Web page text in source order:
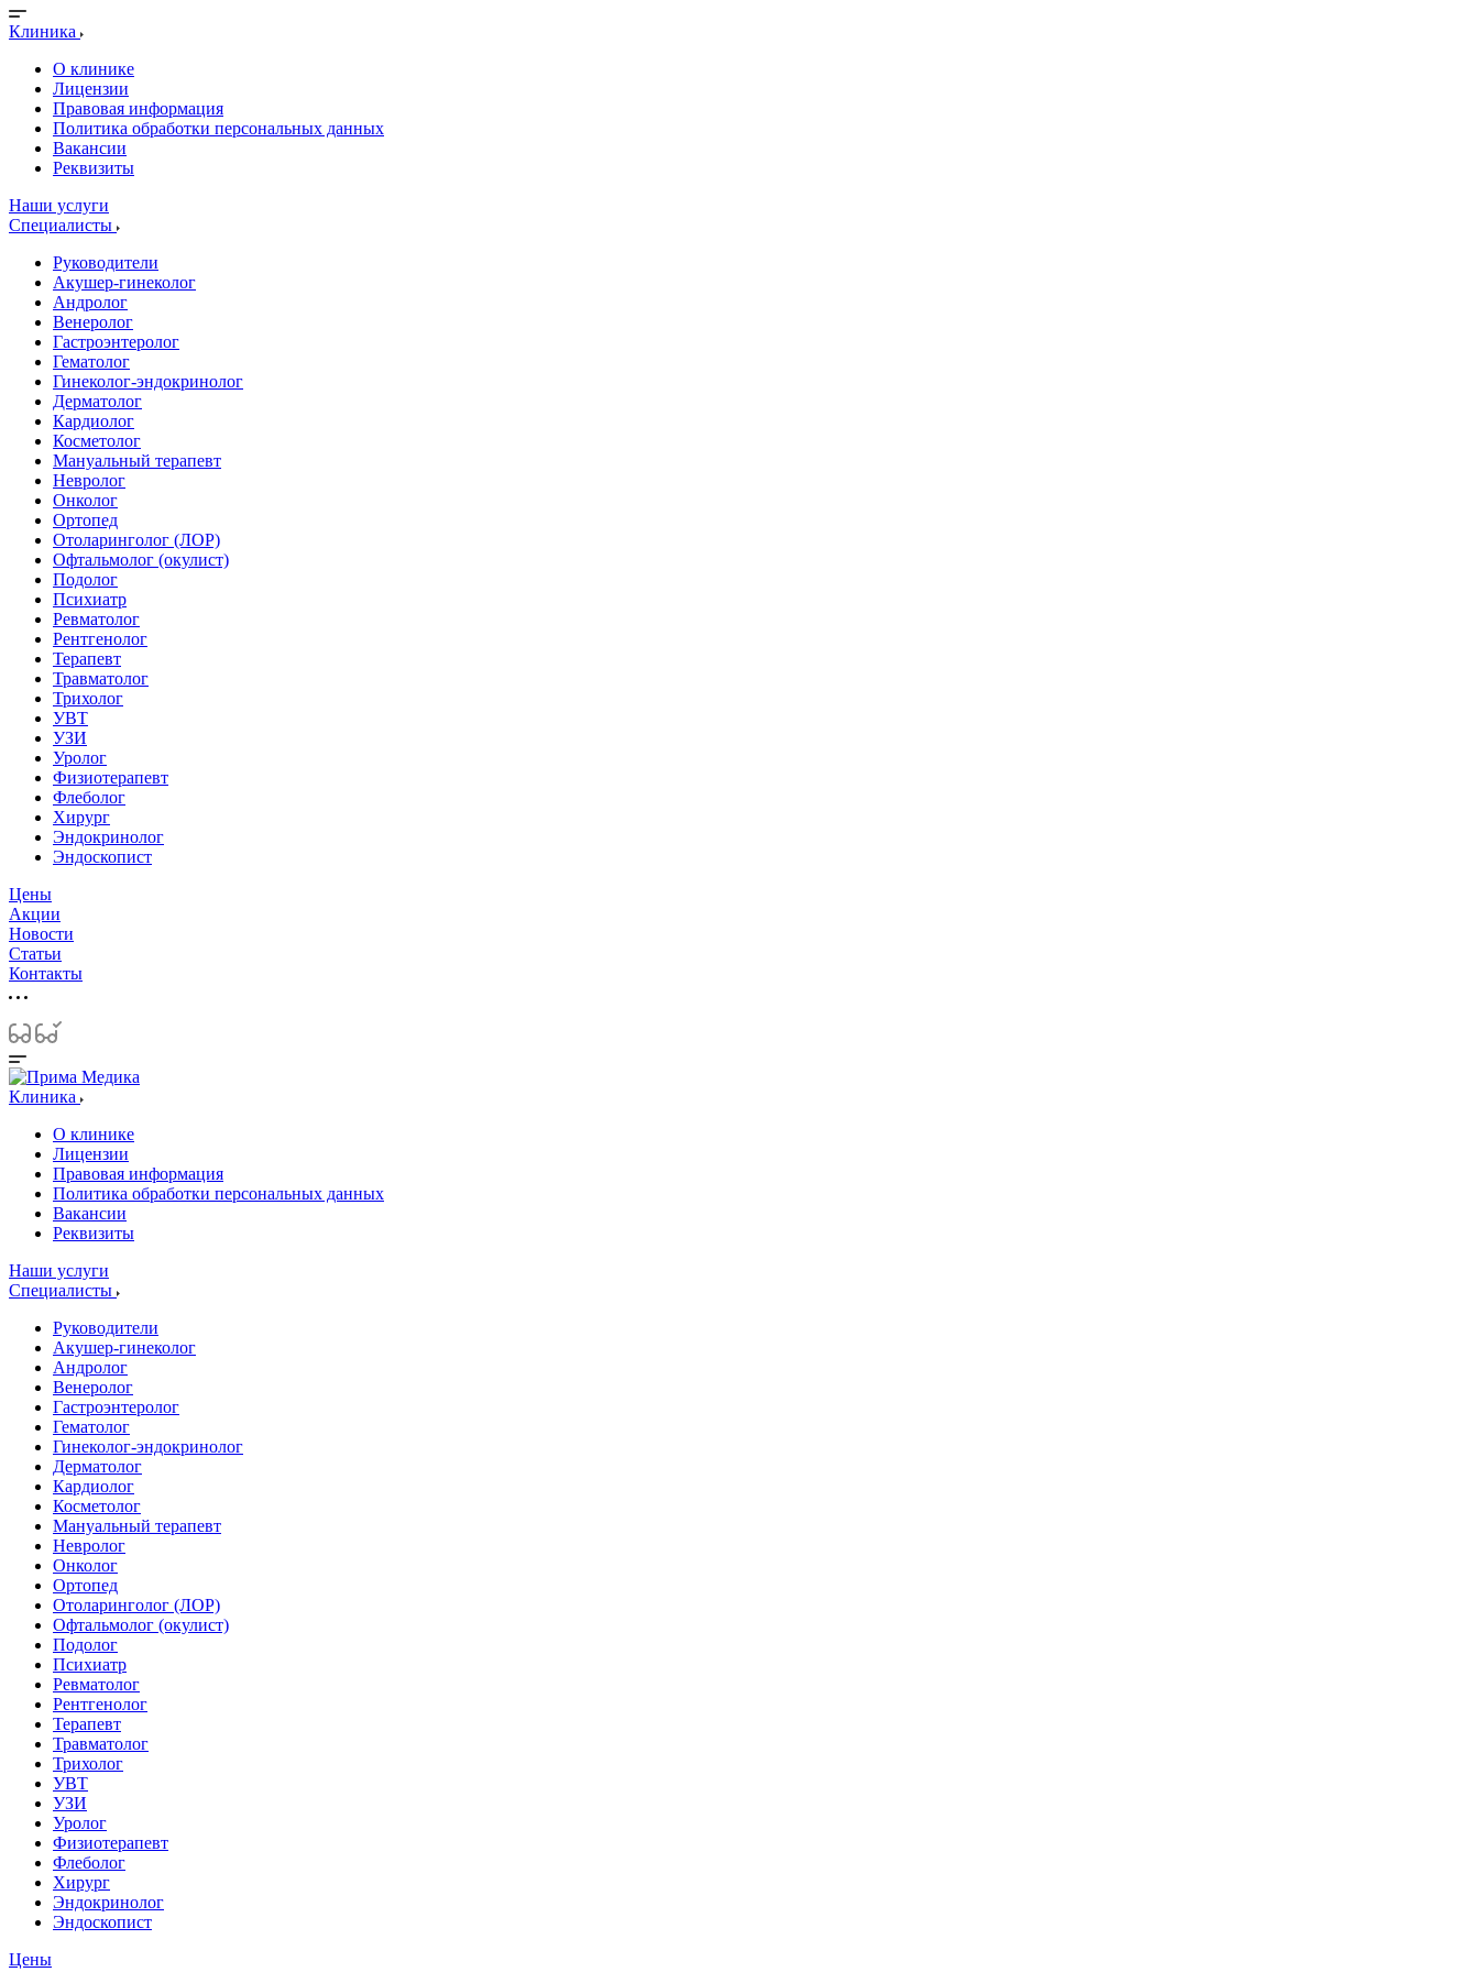
Клиника
О клинике
Лицензии
Правовая информация
Политика обработки персональных данных
Вакансии
Реквизиты
Наши услуги
Специалисты
Руководители
Акушер-гинеколог
Андролог
Венеролог
Гастроэнтеролог
Гематолог
Гинеколог-эндокринолог
Дерматолог
Кардиолог
Косметолог
Мануальный терапевт
Невролог
Онколог
Ортопед
Отоларинголог (ЛОР)
Офтальмолог (окулист)
Подолог
Психиатр
Ревматолог
Рентгенолог
Терапевт
Травматолог
Трихолог
УВТ
УЗИ
Уролог
Физиотерапевт
Флеболог
Хирург
Эндокринолог
Эндоскопист
Цены
Акции
Новости
Статьи
Контакты
Клиника
О клинике
Лицензии
Правовая информация
Политика обработки персональных данных
Вакансии
Реквизиты
Наши услуги
Специалисты
Руководители
Акушер-гинеколог
Андролог
Венеролог
Гастроэнтеролог
Гематолог
Гинеколог-эндокринолог
Дерматолог
Кардиолог
Косметолог
Мануальный терапевт
Невролог
Онколог
Ортопед
Отоларинголог (ЛОР)
Офтальмолог (окулист)
Подолог
Психиатр
Ревматолог
Рентгенолог
Терапевт
Травматолог
Трихолог
УВТ
УЗИ
Уролог
Физиотерапевт
Флеболог
Хирург
Эндокринолог
Эндоскопист
Цены